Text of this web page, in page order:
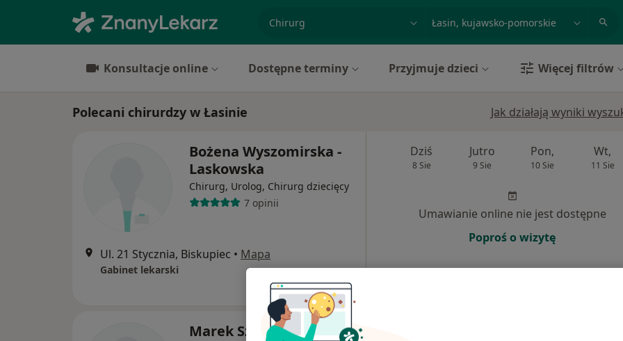
Konsultacje online Dostępne terminy Przyjmuje dzieci Więcej filtrów
Polecani chirurdzy w Łasinie Jak działają wyniki
Bożena Wyszomirska -
Laskowska
Chirurg, Urolog, Chirurg dziecięcy
7 opinii
Ul. 21 Stycznia, Biskupiec • Mapa
Gabinet lekarski
Dziś
8 Sie
Jutro
9 Sie
Pon,
10 Sie
Wt,
11 Sie
Umawianie online nie jest dostępne
Poproś o wizytę
Marek Szczotka